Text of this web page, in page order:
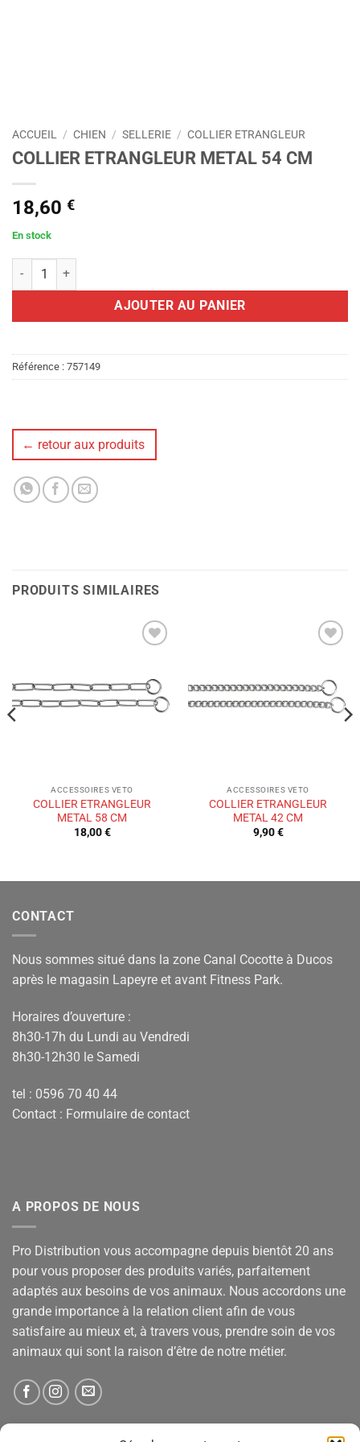
ACCUEIL / CHIEN / SELLERIE / COLLIER ETRANGLEUR
COLLIER ETRANGLEUR METAL 54 CM
18,60 €
En stock
quantité de COLLIER ETRANGLEUR METAL 54 CM
AJOUTER AU PANIER
Référence : 757149
← retour aux produits
PRODUITS SIMILAIRES
de
souhaits
ACCESSOIRES VETO
COLLIER ETRANGLEUR
METAL 58 CM
18,00€
de
souhaits
ACCESSOIRES VETO
COLLIER ETRANGLEUR
METAL 42 CM
9,90€
CONTACT
Nous sommes situé dans la zone Canal Cocotte à Ducos
après le magasin Lapeyre et avant Fitness Park.
Horaires d’ouverture :
8h30-17h du Lundi au Vendredi
8h30-12h30 le Samedi
tel : 0596 70 40 44
Contact : Formulaire de contact
A PROPOS DE NOUS
Pro Distribution vous accompagne depuis bientôt 20 ans
pour vous proposer des produits variés, parfaitement
adaptés aux besoins de vos animaux. Nous accordons une
grande importance à la relation client afin de vous
satisfaire au mieux et, à travers vous, prendre soin de vos
animaux qui sont la raison d’être de notre métier.